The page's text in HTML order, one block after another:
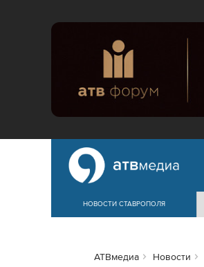
НОВОСТИ СТАВРОПОЛЯ
АТВмедиа Новости